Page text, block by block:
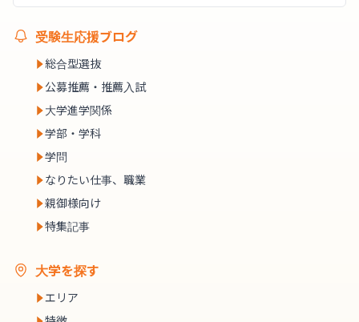
受験生応援ブログ
総合型選抜
公募推薦・推薦入試
大学進学関係
学部・学科
学問
なりたい仕事、職業
親御様向け
特集記事
大学を探す
エリア